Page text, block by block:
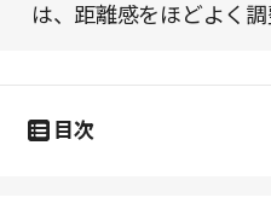
は、距離感をほどよく調
目次